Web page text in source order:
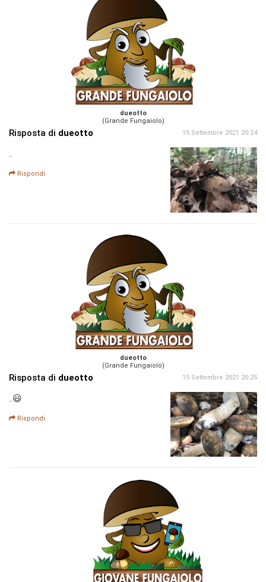
dueotto
(Grande Fungaiolo)
Risposta di dueotto 15 Settembre 2021 20:24
..
Rispondi
dueotto
(Grande Fungaiolo)
Risposta di dueotto 15 Settembre 2021 20:25
..😃
Rispondi